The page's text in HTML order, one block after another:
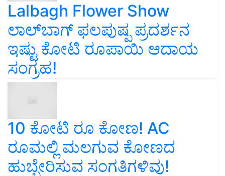
Lalbagh Flower Show
ಲಾಲ್‌ಬಾಗ್ ಫಲಪುಷ್ಪ ಪ್ರದರ್ಶನ
ಇಷ್ಟು ಕೋಟಿ ರೂಪಾಯಿ ಆದಾಯ
ಸಂಗ್ರಹ!
10 ಕೋಟಿ ರೂ ಕೋಣ! AC
ರೂಮಲ್ಲಿ ಮಲಗುವ ಕೋಣದ
ಹುಬ್ಬೇರಿಸುವ ಸಂಗತಿಗಳಿವು!